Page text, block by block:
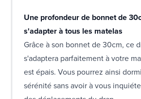
Une profondeur de bonnet de
s'adapter à tous les matelas
Grâce à son bonnet de 30cm, ce
s'adaptera parfaitement à votre
est épais. Vous pourrez ainsi
sérénité sans avoir à vous